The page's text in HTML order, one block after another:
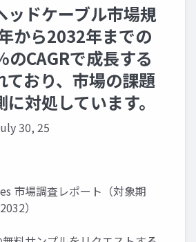
ッドケーブル市場規
から2032年までの
CAGRで成長する
ており、市場の課題
対処しています。
30, 25
市場調査レポート（対象期
）